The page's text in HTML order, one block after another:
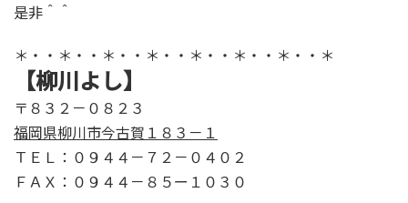
是非＾＾
＊・・＊・・＊・・＊・・＊・・＊・・＊・・＊
【柳川よし】
〒８３２－０８２３
福岡県柳川市今古賀１８３－１
ＴＥＬ：０９４４－７２－０４０２
ＦＡＸ：０９４４－８５ー１０３０